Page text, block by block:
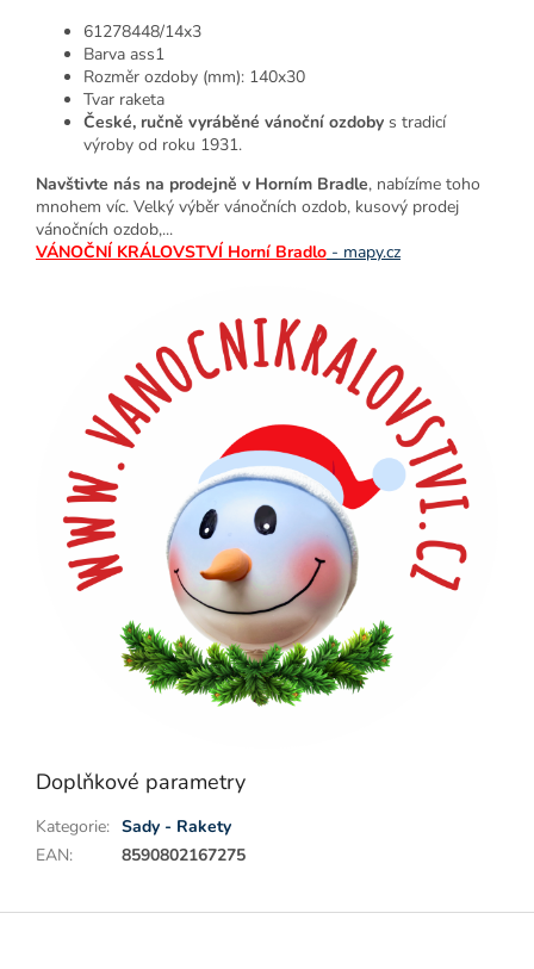
61278448/14x3
Barva ass1
Rozměr ozdoby (mm): 140x30
Tvar raketa
České, ručně vyráběné vánoční ozdoby s tradicí
výroby od roku 1931.
Navštivte nás na prodejně v Horním Bradle, nabízíme toho
mnohem víc. Velký výběr vánočních ozdob, kusový prodej
vánočních ozdob,...
VÁNOČNÍ KRÁLOVSTVÍ Horní Bradlo - mapy.cz
Doplňkové parametry
Kategorie: Sady - Rakety
EAN: 8590802167275
Z